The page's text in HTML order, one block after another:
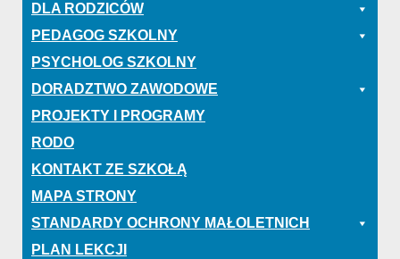
DLA RODZICÓW
PEDAGOG SZKOLNY
PSYCHOLOG SZKOLNY
DORADZTWO ZAWODOWE
PROJEKTY I PROGRAMY
RODO
KONTAKT ZE SZKOŁĄ
MAPA STRONY
STANDARDY OCHRONY MAŁOLETNICH
PLAN LEKCJI